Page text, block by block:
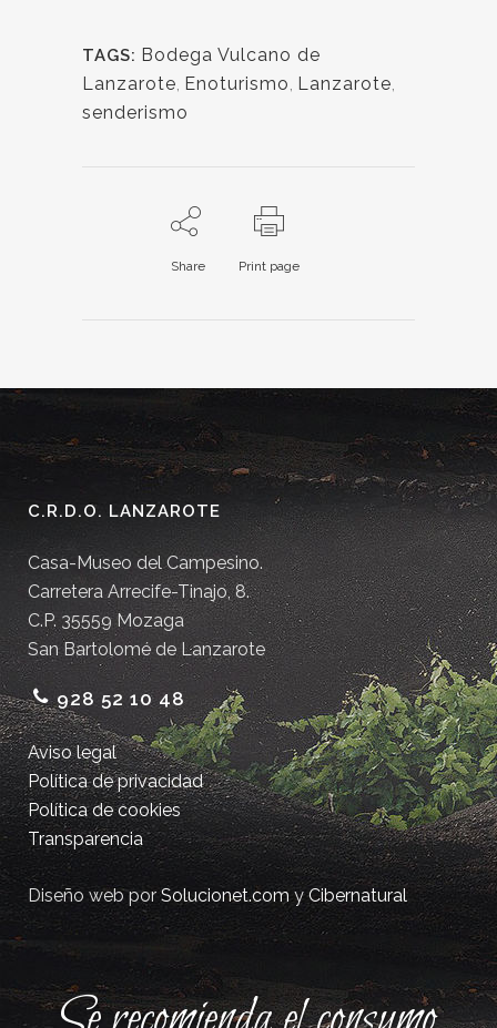
TAGS: Bodega Vulcano de
Lanzarote, Enoturismo, Lanzarote,
senderismo
Share Print page
C.R.D.O. LANZAROTE
Casa-Museo del Campesino.
Carretera Arrecife-Tinajo, 8.
C.P. 35559 Mozaga
San Bartolomé de Lanzarote
928 52 10 48
Aviso legal
Política de privacidad
Política de cookies
Transparencia
Diseño web porSolucionet.comyCibernatural